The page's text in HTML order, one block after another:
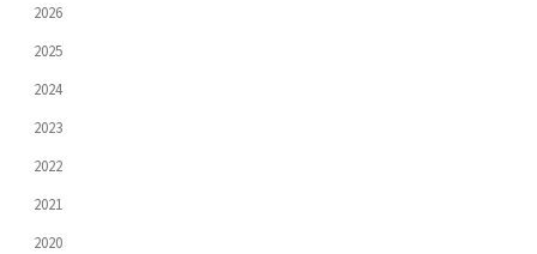
2026
2025
2024
2023
2022
2021
2020